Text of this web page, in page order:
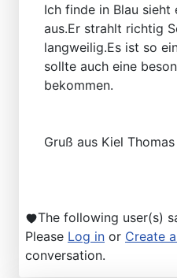
Ich finde in Blau sieht
aus.Er strahlt richtig
langweilig.Es ist so
sollte auch eine
bekommen.
Gruß aus Kiel Thomas
The following user(s)
Please Log in or Create
conversation.